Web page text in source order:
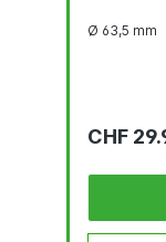
Ø 63,5 mm
CHF